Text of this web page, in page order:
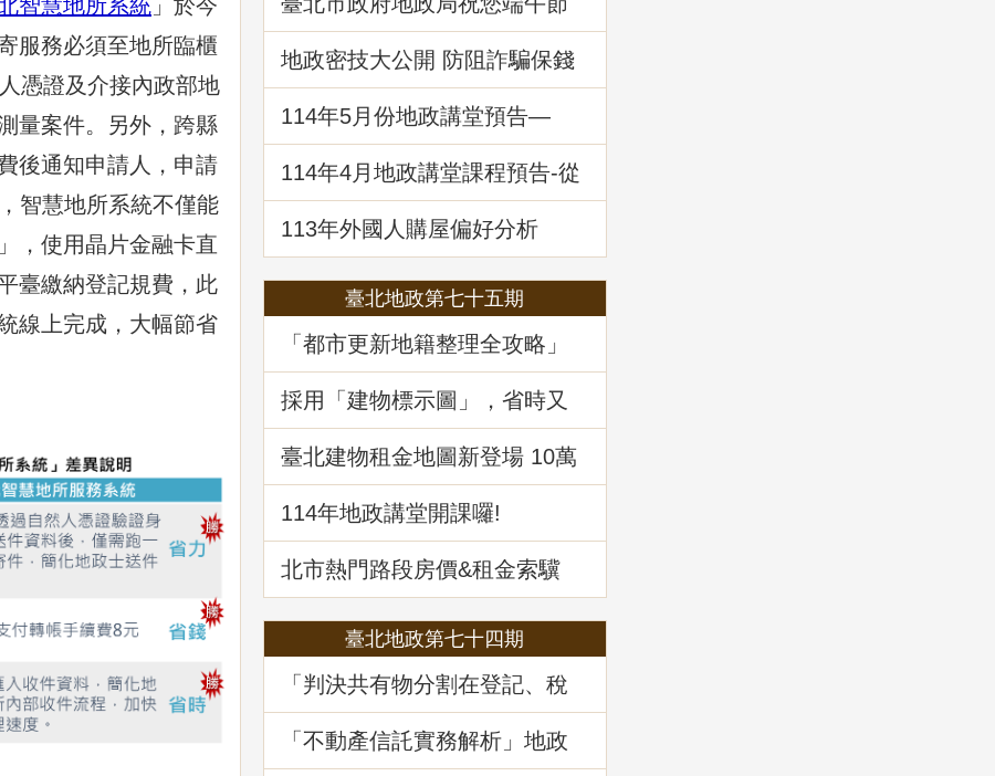
智慧地所系統 」於今
服務必須至地所臨櫃
憑證及介接內政部地
量案件。另外，跨縣
後通知申請人，申請
智慧地所系統不僅能
，使用晶片金融卡直
臺繳納登記規費，此
線上完成，大幅節省
快樂！
地政密技大公開 防阻詐騙保錢
財
114年5⽉份地政講堂預告—
「都市更新法理與實務」
114年4月地政講堂課程預告-從
日本防災體系看台灣的減災與
建物更新重建
113年外國人購屋偏好分析
臺北地政第七十五期
「都市更新地籍整理全攻略」
地政講堂回顧
採用「建物標示圖」，省時又
省錢
臺北建物租金地圖新登場 10萬
筆資訊一起升級
114年地政講堂開課囉!
北市熱門路段房價&租金索驥
買租資訊蛇麼都有
臺北地政第七十四期
「判決共有物分割在登記、稅
務及估價之爭議問題」地政講
堂回顧
「不動產信託實務解析」地政
講堂回顧